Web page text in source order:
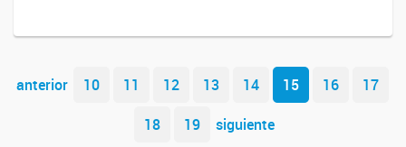
Navegador de artículos
anterior 10 11 12 13 14 15 16
17
18
19 siguiente